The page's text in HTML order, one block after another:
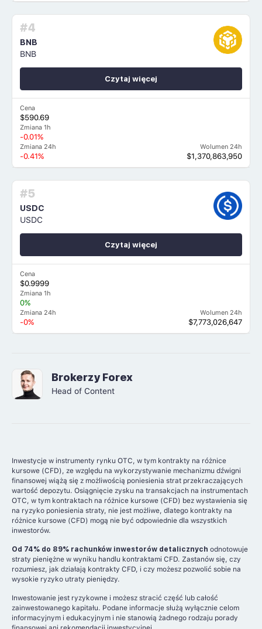
#4
BNB
BNB
Cena
$590.69
Zmiana 1h
-0.01%
Zmiana 24h
-0.41%
Wolumen 24h
$1,370,863,950
Czytaj więcej
#5
USDC
USDC
Cena
$0.9999
Zmiana 1h
0%
Zmiana 24h
-0%
Wolumen 24h
$7,773,026,647
Czytaj więcej
Brokerzy Forex
Head of Content
Inwestycje w instrumenty rynku OTC, w tym kontrakty na różnice
kursowe (CFD), ze względu na wykorzystywanie mechanizmu dźwigni
finansowej wiążą się z możliwością poniesienia strat przekraczających
wartość depozytu. Osiągnięcie zysku na transakcjach na instrumentach
OTC, w tym kontraktach na różnice kursowe (CFD) bez wystawienia się
na ryzyko poniesienia straty, nie jest możliwe, dlatego kontrakty na
różnice kursowe (CFD) mogą nie być odpowiednie dla wszystkich
inwestorów.
Od 74% do 89% rachunków inwestorów detalicznych odnotowuje
straty pieniężne w wyniku handlu kontraktami CFD. Zastanów się, czy
rozumiesz, jak działają kontrakty CFD, i czy możesz pozwolić sobie na
wysokie ryzyko utraty pieniędzy.
Inwestowanie jest ryzykowne i możesz stracić część lub całość
zainwestowanego kapitału. Podane informacje służą wyłącznie celom
informacyjnym i edukacyjnym i nie stanowią żadnego rodzaju porady